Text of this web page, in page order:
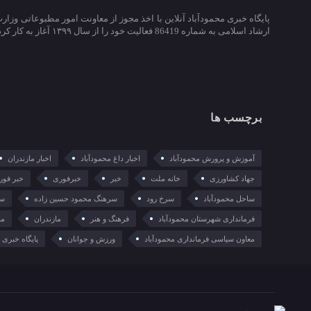
پایگاه خبری محمودآباد آنلاین با اخذ مجوز از معاونت امور مطبوعاتی
ارشاد اسلامی به شماره 86419 فعالیت خود را از سال ۱۳۹۹ آغاز به کار کرد.
برچسب ها
آموزش و پرورش محمودآباد اخبار داغ محمودآباد اخبار مازندران
جهاد کشاورزی خانه ملت خبر خبرفوری خبر
ساحل محمودآباد سرخ رود سرهنگ محمود حسین زاده
فرمانداری شهرستان محمودآباد فرهنگ و هنر مازندران
معاون سیاسی فرمانداری محمودآباد ورزش و جوانان پایگاه خبری